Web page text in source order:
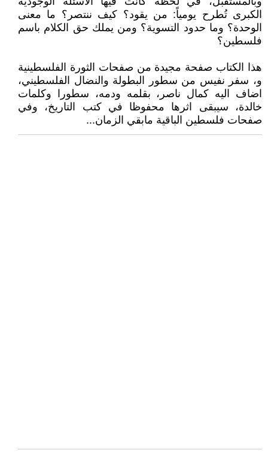
الكبرى تُطرح يومياً: من يقود؟ كيف ننتصر؟ ما معنى
الوحدة؟ وما حدود التسوية؟ ومن يملك حق الكلام باسم
فلسطين؟
هذا الكتاب صفحة مجيدة من صفحات الثورة الفلسطينية
و، سفر نفيس من سطور البطولة والنضال الفلسطيني،
اضاف اليه كمال ناصر، بقلمه ودمه، سطورا وكلمات
خالدة، سيبقى اثرها محفوظا في كتب التاريخ، وفي
صفحات فلسطين الباقية مابقي الزمان...